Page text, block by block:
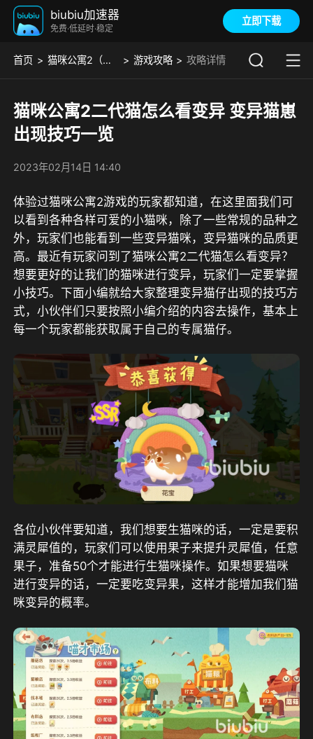
biubiu加速器
免费·低延时·稳定
立即下载
首页 猫咪公寓2（大陆服） 游戏攻略 攻略详情
猫咪公寓2二代猫怎么看变异 变异猫崽
出现技巧一览
2023年02月14日 14:40
体验过猫咪公寓2游戏的玩家都知道，在这里面我们可
以看到各种各样可爱的小猫咪，除了一些常规的品种之
外，玩家们也能看到一些变异猫咪，变异猫咪的品质更
高。最近有玩家问到了猫咪公寓2二代猫怎么看变异？
想要更好的让我们的猫咪进行变异，玩家们一定要掌握
小技巧。下面小编就给大家整理变异猫仔出现的技巧方
式，小伙伴们只要按照小编介绍的内容去操作，基本上
每一个玩家都能获取属于自己的专属猫仔。
各位小伙伴要知道，我们想要生猫咪的话，一定是要积
满灵犀值的，玩家们可以使用果子来提升灵犀值，任意
果子，准备50个才能进行生猫咪操作。如果想要猫咪
进行变异的话，一定要吃变异果，这样才能增加我们猫
咪变异的概率。